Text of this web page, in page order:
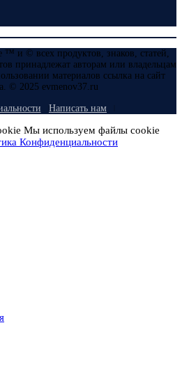
и © всех продуктов, знаков, статей,
принадлежат авторам или владельцам
материалов ссылка на сайт
© 2025 evmenov37.ru
Написать нам
Мы используем файлы cookie
Конфиденциальности